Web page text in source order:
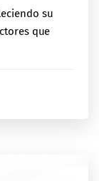
su
que